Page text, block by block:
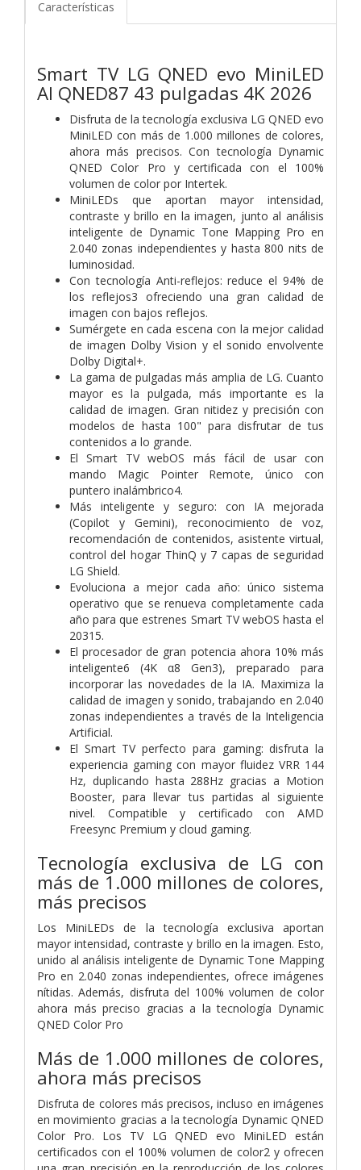
Características
Smart TV LG QNED evo MiniLED
AI QNED87 43 pulgadas 4K 2026
Disfruta de la tecnología exclusiva LG QNED evo
MiniLED con más de 1.000 millones de colores,
ahora más precisos. Con tecnología Dynamic
QNED Color Pro y certificada con el 100%
volumen de color por Intertek.
MiniLEDs que aportan mayor intensidad,
contraste y brillo en la imagen, junto al análisis
inteligente de Dynamic Tone Mapping Pro en
2.040 zonas independientes y hasta 800 nits de
luminosidad.
Con tecnología Anti-reflejos: reduce el 94% de
los reflejos3 ofreciendo una gran calidad de
imagen con bajos reflejos.
Sumérgete en cada escena con la mejor calidad
de imagen Dolby Vision y el sonido envolvente
Dolby Digital+.
La gama de pulgadas más amplia de LG. Cuanto
mayor es la pulgada, más importante es la
calidad de imagen. Gran nitidez y precisión con
modelos de hasta 100" para disfrutar de tus
contenidos a lo grande.
El Smart TV webOS más fácil de usar con
mando Magic Pointer Remote, único con
puntero inalámbrico4.
Más inteligente y seguro: con IA mejorada
(Copilot y Gemini), reconocimiento de voz,
recomendación de contenidos, asistente virtual,
control del hogar ThinQ y 7 capas de seguridad
LG Shield.
Evoluciona a mejor cada año: único sistema
operativo que se renueva completamente cada
año para que estrenes Smart TV webOS hasta el
20315.
El procesador de gran potencia ahora 10% más
inteligente6 (4K α8 Gen3), preparado para
incorporar las novedades de la IA. Maximiza la
calidad de imagen y sonido, trabajando en 2.040
zonas independientes a través de la Inteligencia
Artificial.
El Smart TV perfecto para gaming: disfruta la
experiencia gaming con mayor fluidez VRR 144
Hz, duplicando hasta 288Hz gracias a Motion
Booster, para llevar tus partidas al siguiente
nivel. Compatible y certificado con AMD
Freesync Premium y cloud gaming.
Tecnología exclusiva de LG con
más de 1.000 millones de colores,
más precisos
Los MiniLEDs de la tecnología exclusiva aportan
mayor intensidad, contraste y brillo en la imagen. Esto,
unido al análisis inteligente de Dynamic Tone Mapping
Pro en 2.040 zonas independientes, ofrece imágenes
nítidas. Además, disfruta del 100% volumen de color
ahora más preciso gracias a la tecnología Dynamic
QNED Color Pro
Más de 1.000 millones de colores,
ahora más precisos
Disfruta de colores más precisos, incluso en imágenes
en movimiento gracias a la tecnología Dynamic QNED
Color Pro. Los TV LG QNED evo MiniLED están
certificados con el 100% volumen de color2 y ofrecen